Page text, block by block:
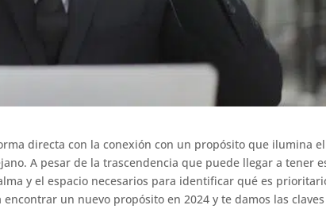
directa con la conexión con un propósito que ilumina el
A pesar de la trascendencia que puede llegar a tener
y el espacio necesarios para identificar qué es
un nuevo propósito en 2024 y te damos las